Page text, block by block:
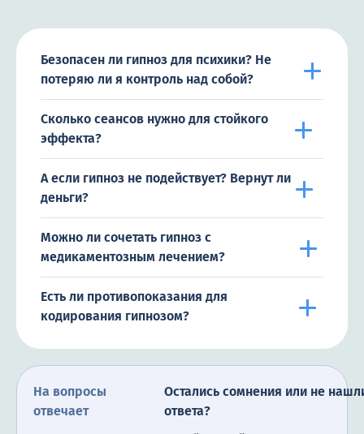
Безопасен ли гипноз для психики? Не
потеряю ли я контроль над собой?
Сколько сеансов нужно для стойкого
эффекта?
А если гипноз не подействует? Вернут ли
деньги?
Можно ли сочетать гипноз с
медикаментозным лечением?
Есть ли противопоказания для
кодирования гипнозом?
На вопросы
отвечает
Остались сомнения или не
ответа?